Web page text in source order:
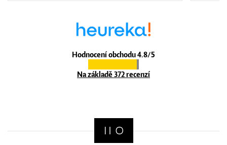
Hodnocení obchodu 4.8/5
Na základě 372 recenzí